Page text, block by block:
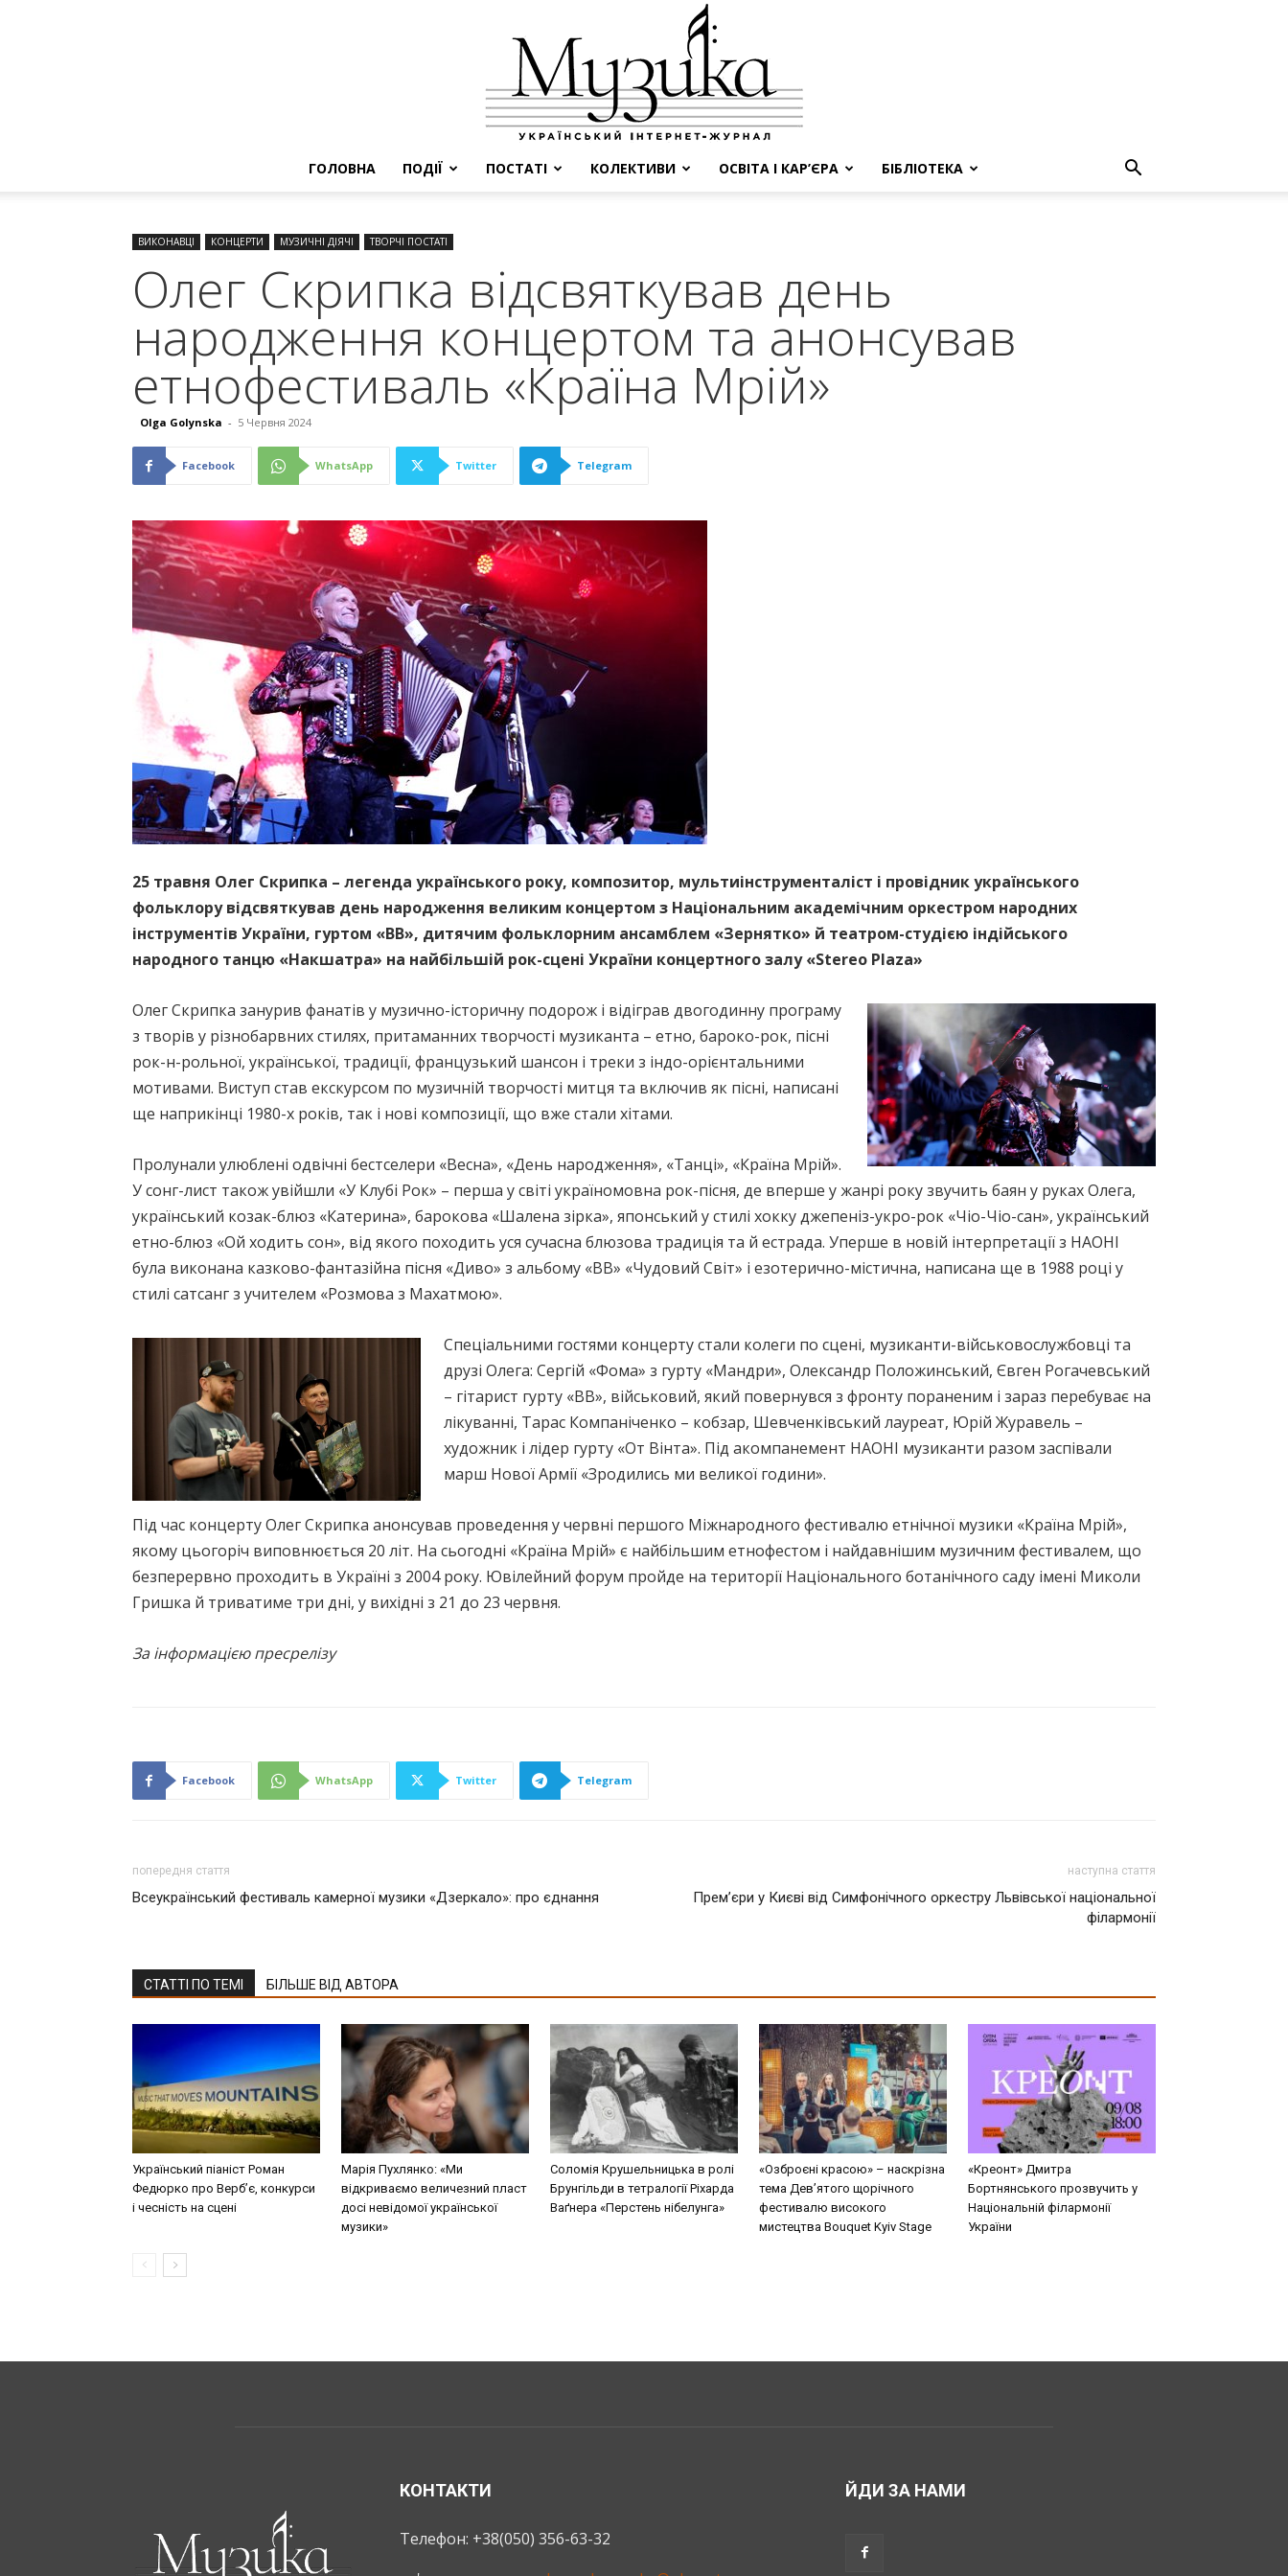
ГОЛОВНА ПОДІЇ ПОСТАТІ КОЛЕКТИВИ ОСВІТА І КАР’ЄРА БІБЛІОТЕКА
ВИКОНАВЦІ КОНЦЕРТИ МУЗИЧНІ ДІЯЧІ ТВОРЧІ ПОСТАТІ
Олег Скрипка відсвяткував день
народження концертом та анонсував
етнофестиваль «Країна Мрій»
Olga Golynska - 5 Червня 2024
Facebook WhatsApp Twitter Telegram
25 травня Олег Скрипка – легенда українського року, композитор, мультиінструменталіст і провідник українського
фольклору відсвяткував день народження великим концертом з Національним академічним оркестром народних
інструментів України, гуртом «ВВ», дитячим фольклорним ансамблем «Зернятко» й театром-студією індійського
народного танцю «Накшатра» на найбільшій рок-сцені України концертного залу «Stereo Plaza»
Олег Скрипка занурив фанатів у музично-історичну подорож і відіграв двогодинну програму
з творів у різнобарвних стилях, притаманних творчості музиканта – етно, бароко-рок, пісні
рок-н-рольної, української, традиції, французький шансон і треки з індо-орієнтальними
мотивами. Виступ став екскурсом по музичній творчості митця та включив як пісні, написані
ще наприкінці 1980-х років, так і нові композиції, що вже стали хітами.
Пролунали улюблені одвічні бестселери «Весна», «День народження», «Танці», «Країна Мрій».
У сонг-лист також увійшли «У Клубі Рок» – перша у світі україномовна рок-пісня, де вперше у жанрі року звучить баян у руках Олега,
український козак-блюз «Катерина», барокова «Шалена зірка», японський у стилі хокку джепеніз-укро-рок «Чіо-Чіо-сан», український
етно-блюз «Ой ходить сон», від якого походить уся сучасна блюзова традиція та й естрада. Уперше в новій інтерпретації з НАОНІ
була виконана казково-фантазійна пісня «Диво» з альбому «ВВ» «Чудовий Світ» і езотерично-містична, написана ще в 1988 році у
стилі сатсанг з учителем «Розмова з Махатмою».
Спеціальними гостями концерту стали колеги по сцені, музиканти-військовослужбовці та
друзі Олега: Сергій «Фома» з гурту «Мандри», Олександр Положинський, Євген Рогачевський
– гітарист гурту «ВВ», військовий, який повернувся з фронту пораненим і зараз перебуває на
лікуванні, Тарас Компаніченко – кобзар, Шевченківський лауреат, Юрій Журавель –
художник і лідер гурту «От Вінта». Під акомпанемент НАОНІ музиканти разом заспівали
марш Нової Армії «Зродились ми великої години».
Під час концерту Олег Скрипка анонсував проведення у червні першого Міжнародного фестивалю етнічної музики «Країна Мрій»,
якому цьогоріч виповнюється 20 літ. На сьогодні «Країна Мрій» є найбільшим етнофестом і найдавнішим музичним фестивалем, що
безперервно проходить в Україні з 2004 року. Ювілейний форум пройде на території Національного ботанічного саду імені Миколи
Гришка й триватиме три дні, у вихідні з 21 до 23 червня.
За інформацією пресрелізу
Facebook WhatsApp Twitter Telegram
попередня стаття
Всеукраїнський фестиваль камерної музики «Дзеркало»: про єднання
наступна стаття
Прем’єри у Києві від Симфонічного оркестру Львівської національної
філармонії
СТАТТІ ПО ТЕМІ БІЛЬШЕ ВІД АВТОРА
Український піаніст Роман
Федюрко про Верб’є, конкурси
і чесність на сцені
Марія Пухлянко: «Ми
відкриваємо величезний пласт
досі невідомої української
музики»
Соломія Крушельницька в ролі
Брунгільди в тетралогії Ріхарда
Ваґнера «Перстень нібелунга»
«Озброєні красою» – наскрізна
тема Дев’ятого щорічного
фестивалю високого
мистецтва Bouquet Kyiv Stage
«Креонт» Дмитра
Бортнянського прозвучить у
Національній філармонії
України
КОНТАКТИ
Телефон: +38(050) 356-63-32
ЙДИ ЗА НАМИ